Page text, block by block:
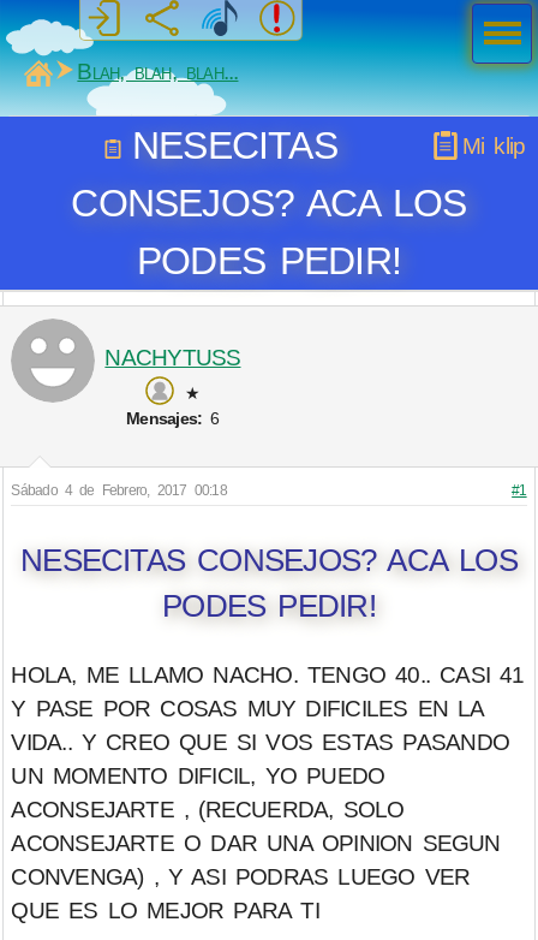
MiSabueso
Blah, blah, blah...
Mi klip
NESECITAS
CONSEJOS? ACA LOS
PODES PEDIR!
NACHYTUSS
★
Mensajes: 6
Sábado 4 de Febrero, 2017 00:18 #1
NESECITAS CONSEJOS? ACA LOS
PODES PEDIR!
HOLA, ME LLAMO NACHO. TENGO 40.. CASI 41
Y PASE POR COSAS MUY DIFICILES EN LA
VIDA.. Y CREO QUE SI VOS ESTAS PASANDO
UN MOMENTO DIFICIL, YO PUEDO
ACONSEJARTE , (RECUERDA, SOLO
ACONSEJARTE O DAR UNA OPINION SEGUN
CONVENGA) , Y ASI PODRAS LUEGO VER
QUE ES LO MEJOR PARA TI
Men
ú